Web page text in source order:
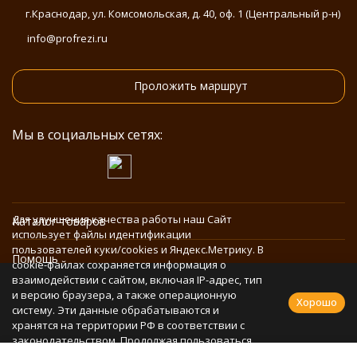
г.Краснодар, ул. Комсомольская, д. 40, оф. 1 (Центральный р-н)
info@profrezi.ru
Проложить маршрут
Мы в социальных сетях:
Каталог товаров
Помощь
Информация
Политика персональных данных
Для улучшения качества работы наш Сайт
использует файлы идентификации
пользователей куки/cookies и Яндекс.Метрику. В
cookie-файлах сохраняется информация о
взаимодействии с сайтом, включая IP-адрес, тип
и версию браузера, а также операционную
систему. Эти данные обрабатываются и
хранятся на территории РФ в соответствии с
законодательством. Продолжая пользоваться
Хорошо